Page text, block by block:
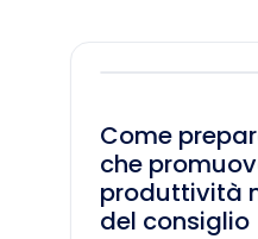
Come
che
produttività
del consiglio